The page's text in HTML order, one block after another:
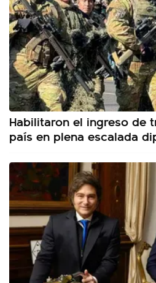
Habilitaron el ingreso de
país en plena escalada